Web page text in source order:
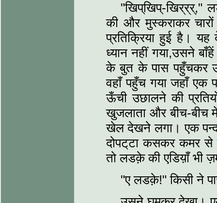
"खिप्‌खिप्‌-खिर्‌र्‌र्‌,"
की और मुस्कराकर
प्रतिक्रिया हुई है।
ध्यान नहीं गया,उसने
के बुत के पास पहुँचकर
वहाँ पहुँच गया जहाँ एक
ऊँची उछालने की
खुजलाता और बीच-बीच
खेल देखने लगा। एक
दोपट्‌टा कसकर कमर
तो लडक़े की एडिय़ाँ भी
"ए लडक़े!" किसी ने